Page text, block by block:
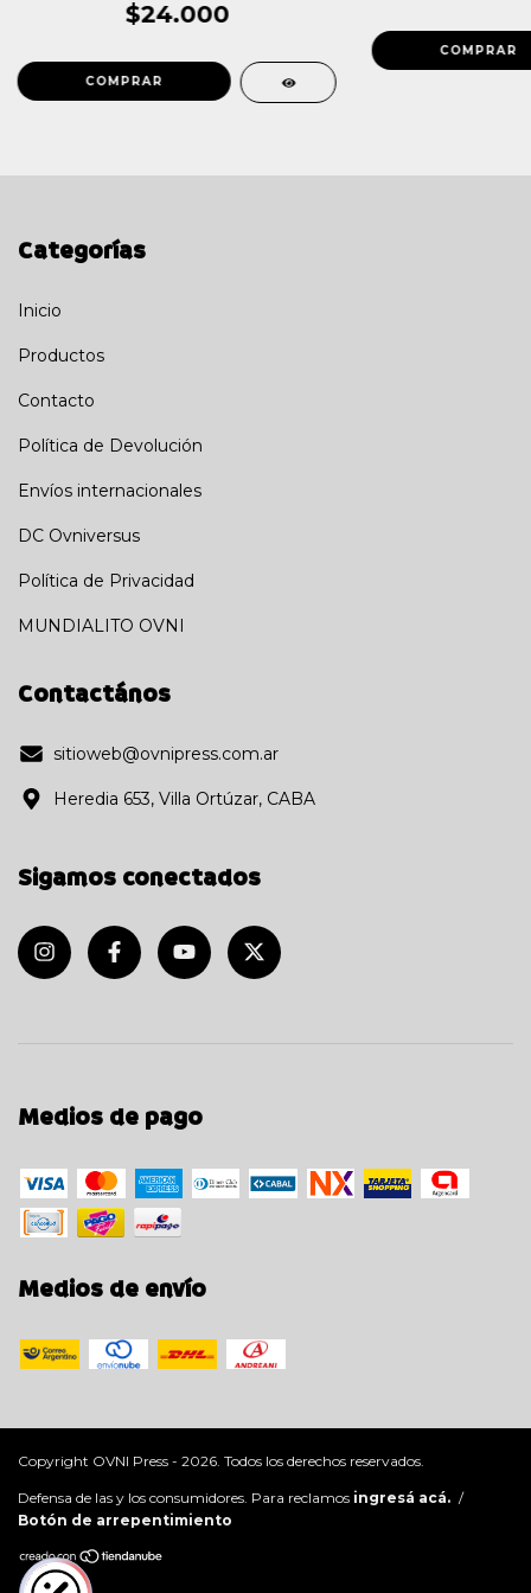
$24.000
Categorías
Inicio
Productos
Contacto
Política de Devolución
Envíos internacionales
DC Ovniversus
Política de Privacidad
MUNDIALITO OVNI
Contactános
sitioweb@ovnipress.com.ar
Heredia 653, Villa Ortúzar, CABA
Sigamos conectados
Medios de pago
Medios de envío
Copyright OVNI Press - 2026. Todos los derechos reservados.
Defensa de las y los consumidores. Para reclamos ingresá acá. /
Botón de arrepentimiento